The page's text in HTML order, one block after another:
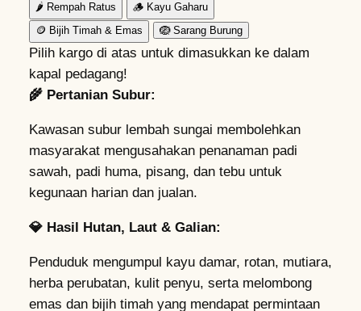
🌶️ Rempah Ratus 🪵 Kayu Gaharu
🪙 Bijih Timah & Emas 🪺 Sarang Burung
Pilih kargo di atas untuk dimasukkan ke dalam
kapal pedagang!
🌾 Pertanian Subur:
Kawasan subur lembah sungai membolehkan
masyarakat mengusahakan penanaman padi
sawah, padi huma, pisang, dan tebu untuk
kegunaan harian dan jualan.
💎 Hasil Hutan, Laut & Galian:
Penduduk mengumpul kayu damar, rotan, mutiara,
herba perubatan, kulit penyu, serta melombong
emas dan bijih timah yang mendapat permintaan